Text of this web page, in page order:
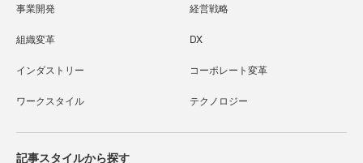
事業開発 経営戦略
組織変革 DX
インダストリー コーポレート変革
ワークスタイル テクノロジー
記事スタイルから探す